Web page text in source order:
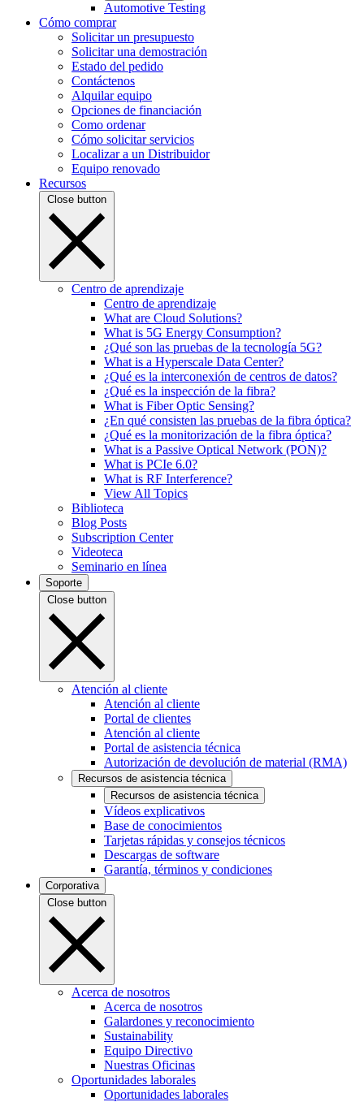
Automotive Testing
Cómo comprar
Solicitar un presupuesto
Solicitar una demostración
Estado del pedido
Contáctenos
Alquilar equipo
Opciones de financiación
Como ordenar
Cómo solicitar servicios
Localizar a un Distribuidor
Equipo renovado
Recursos
Close button
Centro de aprendizaje
Centro de aprendizaje
What are Cloud Solutions?
What is 5G Energy Consumption?
¿Qué son las pruebas de la tecnología 5G?
What is a Hyperscale Data Center?
¿Qué es la interconexión de centros de datos?
¿Qué es la inspección de la fibra?
What is Fiber Optic Sensing?
¿En qué consisten las pruebas de la fibra óptica?
¿Qué es la monitorización de la fibra óptica?
What is a Passive Optical Network (PON)?
What is PCIe 6.0?
What is RF Interference?
View All Topics
Biblioteca
Blog Posts
Subscription Center
Videoteca
Seminario en línea
Soporte
Close button
Atención al cliente
Atención al cliente
Portal de clientes
Atención al cliente
Portal de asistencia técnica
Autorización de devolución de material (RMA)
Recursos de asistencia técnica
Recursos de asistencia técnica
Vídeos explicativos
Base de conocimientos
Tarjetas rápidas y consejos técnicos
Descargas de software
Garantía, términos y condiciones
Corporativa
Close button
Acerca de nosotros
Acerca de nosotros
Galardones y reconocimiento
Sustainability
Equipo Directivo
Nuestras Oficinas
Oportunidades laborales
Oportunidades laborales